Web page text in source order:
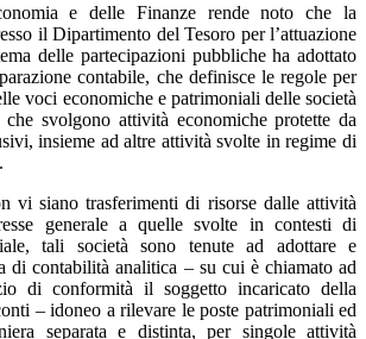
e delle Finanze rende noto che la
il Dipartimento del Tesoro per l’attuazione
delle partecipazioni pubbliche ha adottato
contabile, che definisce le regole per
voci economiche e patrimoniali delle società
svolgono attività economiche protette da
insieme ad altre attività svolte in regime di
vi siano trasferimenti di risorse dalle attività
generale a quelle svolte in contesti di
tali società sono tenute ad adottare e
di contabilità analitica – su cui è chiamato ad
di conformità il soggetto incaricato della
– idoneo a rilevare le poste patrimoniali ed
separata e distinta, per singole attività